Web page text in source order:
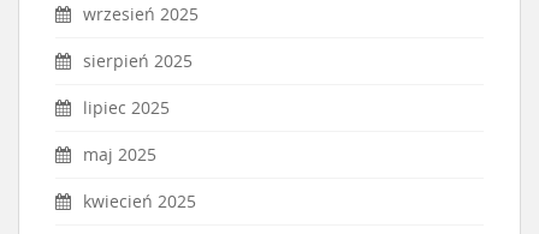
wrzesień 2025
sierpień 2025
lipiec 2025
maj 2025
kwiecień 2025